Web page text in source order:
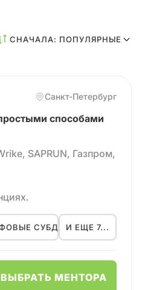
СНАЧАЛА: ПОПУЛЯРНЫЕ
Санкт-Петербург
способами
SAPRUN, Газпром,
СУБД И ЕЩЕ 7...
ВЫБРАТЬ МЕНТОРА